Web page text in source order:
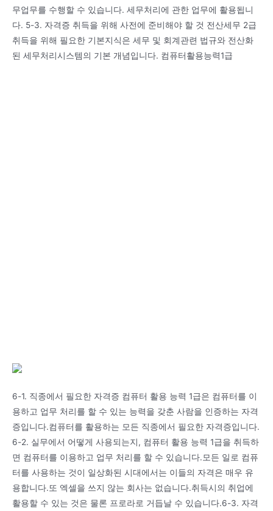
무업무를 수행할 수 있습니다. 세무처리에 관한 업무에 활용됩니
다. 5-3. 자격증 취득을 위해 사전에 준비해야 할 것 전산세무 2급
취득을 위해 필요한 기본지식은 세무 및 회계관련 법규와 전산화
된 세무처리시스템의 기본 개념입니다. 컴퓨터활용능력1급
6-1. 직종에서 필요한 자격증 컴퓨터 활용 능력 1급은 컴퓨터를 이
용하고 업무 처리를 할 수 있는 능력을 갖춘 사람을 인증하는 자격
증입니다.컴퓨터를 활용하는 모든 직종에서 필요한 자격증입니다.
6-2. 실무에서 어떻게 사용되는지, 컴퓨터 활용 능력 1급을 취득하
면 컴퓨터를 이용하고 업무 처리를 할 수 있습니다.모든 일로 컴퓨
터를 사용하는 것이 일상화된 시대에서는 이들의 자격은 매우 유
용합니다.또 엑셀을 쓰지 않는 회사는 없습니다.취득시의 취업에
활용할 수 있는 것은 물론 프로라로 거듭날 수 있습니다.6-3. 자격